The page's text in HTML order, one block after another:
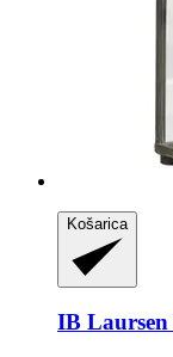
Košarica
IB Laursen